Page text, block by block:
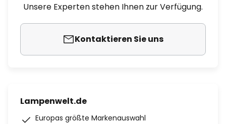
Unsere Experten stehen Ihnen zur Verfügung.
Kontaktieren Sie uns
Lampenwelt.de
Europas größte Markenauswahl